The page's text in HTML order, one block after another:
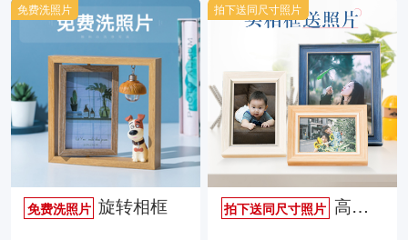
免费洗照片 旋转相框
免费洗照片
拍下送同尺寸照片高档欧式相框
拍下送同尺寸照片